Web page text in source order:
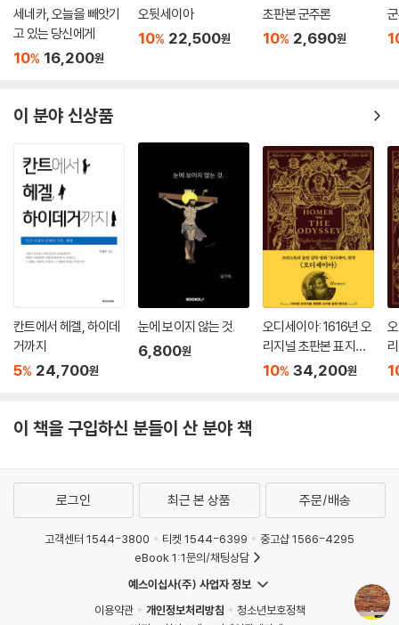
뤄져야 한다(제4계기).
그러므로 자연스럽게 네그리식 레닌주의의 제5계기는 이런 조직화와 자
통해 자생성을 의식의 수준으로까지 고양시킨다는 것은, 노동계급으로 하
여금 ‘힘의 주체’로서 자신의 존재를 자각하게 만드는 것이다. 그리고 노동
계급을 이처럼 자신의 존재를, 자신의 힘을 자각한 전복적 주체성으로 생
산하기 위해서는 ‘계급 구성’을 지배적·정치적 측면에서 분석하고 거기서
‘경향’을 추출하는 것(네그리식 레닌주의의 제6계기)과 동시에 그렇게 추
출된 ‘경향’을 육화하고 해방시키기 위한 시공간을 확정해야 한다(네그리
식 레닌주의의 제7계기). 즉, 네그리에게 존재론과 주체론의 접합이란 역
능의 존재론에 기반해 전복적 주체성을 생산하려는 시도인 것이다.
‘맑스 탄생 2백주년’을 맞이해 올해 출판계에서는 국내외적으로 부쩍 맑스
(주의)를 재평가하는 작업이 활발히 소개되고 있다. 근현대사에 한 획을
그은 맑스(주의)의 공과를 제대로 평가하는 것은 그 자체로 중요한 작업일
것이다. 그러나 새삼스런 세간의 주목이 맑스(주의)의 박제화로 끝나지 않
이 책 『혁명의 철학』은 이런 맥락에서도 읽어봐야 할 책임에 틀림없다.
세네카, 오늘을 빼앗기
고 있는 당신에게
10% 16,200원
오뒷세이아
10% 22,500원
초판본 군주론
10% 2,690원
이 분야 신상품
칸트에서 헤겔, 하이데
거까지
5% 24,700원
눈에 보이지 않는 것.
6,800원
오디세이아: 1616년 오
리지널 초판본 표지디
자인 (스키버 금장 에디
10% 34,200원
이 책을 구입하신 분들이 산 분야 책
로그인 최근 본 상품 주문/배송
고객센터 1544-3800 티켓 1544-6399
중고샵 1566-4295
eBook 1:1문의/채팅상담
예스이십사(주) 사업자 정보
이용약관
개인정보처리방침
청소년보호정책